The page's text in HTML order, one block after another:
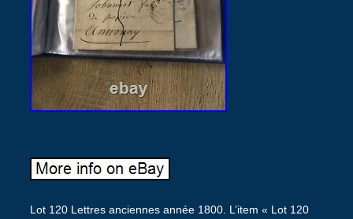
Lot 120 Lettres anciennes année 1800. L’item « Lot 120